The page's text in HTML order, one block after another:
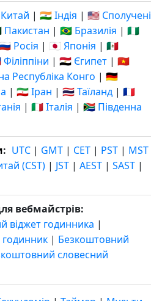
| 🇮🇳 Індія | 🇺🇸 Сполучені
Пакистан | 🇧🇷 Бразилія | 🇳🇬
Росія | 🇯🇵 Японія | 🇲🇽
| 🇪🇬 Єгипет | 🇻🇳
Республіка Конго | 🇩🇪
| 🇮🇷 Іран | 🇹🇭 Таїланд | 🇫🇷
| 🇮🇹 Італія | 🇿🇦 Південна
: UTC | GMT | CET | PST | MST
(CST) | JST | AEST | SAST |
вебмайстрів:
віджет годинника |
| Безкоштовний
словесний